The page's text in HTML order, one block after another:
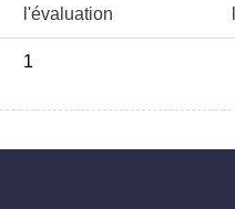
l'évaluation
1